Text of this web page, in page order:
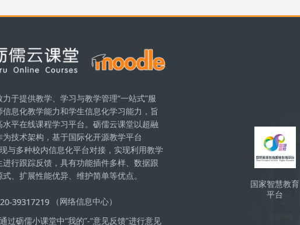
于提供教学、学习与教学管理“一站式”服
息化教学能力和学生信息化学习能力，旨
平在线课程学习平台。砺儒云课堂以超融
技术架构，基于国际化开源教学平台
与多种校内信息化平台对接，实现利用教学
进行跟踪反馈，具有功能插件多样、数据跟
、扩展性能优异、维护简单等优点。
（网络信息中心）
砺儒小课堂中“我的”-“意见反馈”进行意见
Блоки
国家智慧教育
平台